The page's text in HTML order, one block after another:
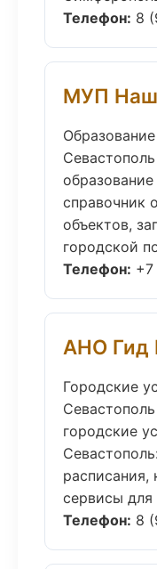
Телефон: 8
МУП Наш
Севастополь
справочник
объектов,
городской
Телефон: +7
АНО Гид
Городские
Севастополь
городские
расписания,
сервисы для
Телефон: 8